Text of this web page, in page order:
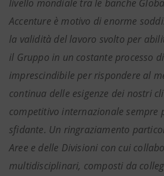
livello mondiale tra le banche
Accenture è motivo di enorme
la validità del lavoro svolto per
il Gruppo in un costante processo
imprescindibile per rispondere al
continua delle esigenze dei nostri
competitivo internazionale sempre
sfidante. Un ringraziamento
Aree e delle Divisioni con cui
multidisciplinari, composti da